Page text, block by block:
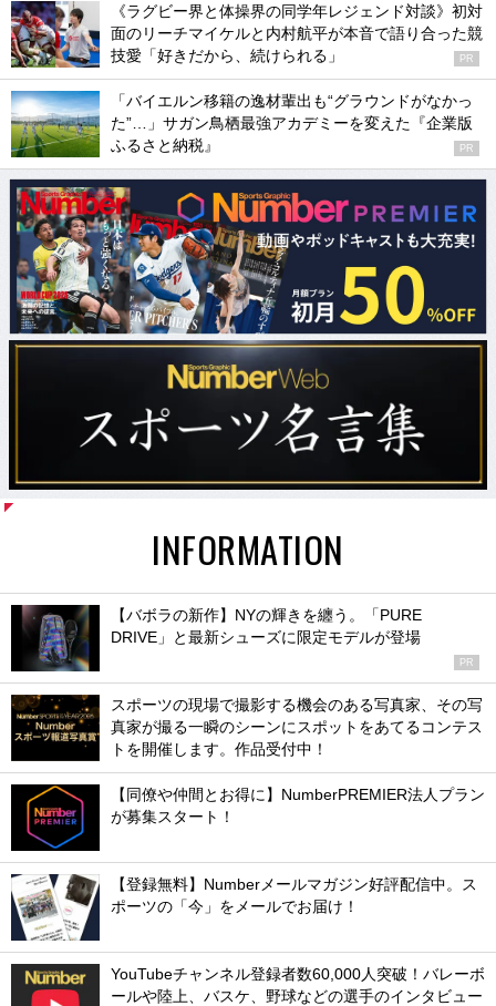
《ラグビー界と体操界の同学年レジェンド対談》初対
面のリーチマイケルと内村航平が本音で語り合った競
技愛「好きだから、続けられる」
PR
「バイエルン移籍の逸材輩出も“グラウンドがなかっ
た”…」サガン鳥栖最強アカデミーを変えた『企業版
ふるさと納税』
PR
INFORMATION
【バボラの新作】NYの輝きを纏う。「PURE
DRIVE」と最新シューズに限定モデルが登場
PR
スポーツの現場で撮影する機会のある写真家、その写
真家が撮る一瞬のシーンにスポットをあてるコンテス
トを開催します。作品受付中！
【同僚や仲間とお得に】NumberPREMIER法人プラン
が募集スタート！
【登録無料】Numberメールマガジン好評配信中。ス
ポーツの「今」をメールでお届け！
YouTubeチャンネル登録者数60,000人突破！バレーボ
ールや陸上、バスケ、野球などの選手のインタビュー